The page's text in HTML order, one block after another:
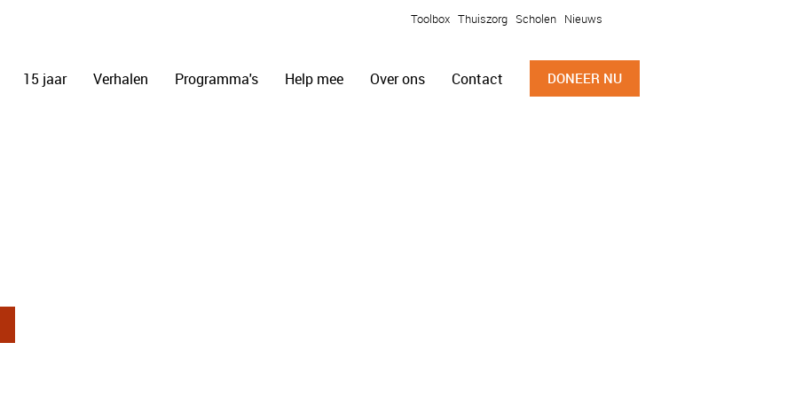
Toolbox Thuiszorg Scholen Nieuws
15 jaar Verhalen Programma's Help mee Over ons Contact DONEER NU